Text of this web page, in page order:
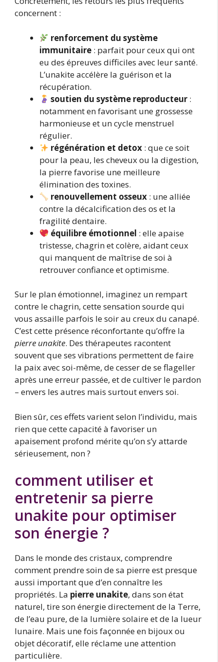
concernent :
renforcement du système
immunitaire : parfait pour ceux qui ont
eu des épreuves difficiles avec leur santé.
L’unakite accélère la guérison et la
récupération.
soutien du système reproducteur :
notamment en favorisant une grossesse
harmonieuse et un cycle menstruel
régulier.
régénération et detox : que ce soit
pour la peau, les cheveux ou la digestion,
la pierre favorise une meilleure
élimination des toxines.
renouvellement osseux : une alliée
contre la décalcification des os et la
fragilité dentaire.
équilibre émotionnel : elle apaise
tristesse, chagrin et colère, aidant ceux
qui manquent de maîtrise de soi à
retrouver confiance et optimisme.
Sur le plan émotionnel, imaginez un rempart
contre le chagrin, cette sensation sourde qui
vous assaille parfois le soir au creux du canapé.
C’est cette présence réconfortante qu’offre la
pierre unakite. Des thérapeutes racontent
souvent que ses vibrations permettent de faire
la paix avec soi-même, de cesser de se flageller
après une erreur passée, et de cultiver le pardon
– envers les autres mais surtout envers soi.
Bien sûr, ces effets varient selon l’individu, mais
rien que cette capacité à favoriser un
apaisement profond mérite qu’on s’y attarde
sérieusement, non ?
comment utiliser et
entretenir sa pierre
unakite pour optimiser
son énergie ?
Dans le monde des cristaux, comprendre
comment prendre soin de sa pierre est presque
aussi important que d’en connaître les
propriétés. La pierre unakite, dans son état
naturel, tire son énergie directement de la Terre,
de l’eau pure, de la lumière solaire et de la lueur
lunaire. Mais une fois façonnée en bijoux ou
objet décoratif, elle réclame une attention
particulière.